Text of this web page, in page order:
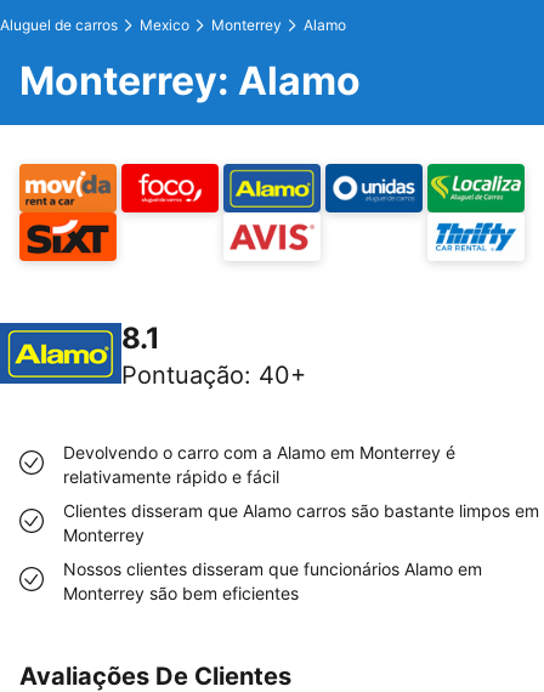
Aluguel de carros Mexico Monterrey Alamo
Monterrey: Alamo
8.1
Pontuação: 40+
Devolvendo o carro com a Alamo em Monterrey é
relativamente rápido e fácil
Clientes disseram que Alamo carros são bastante limpos em
Monterrey
Nossos clientes disseram que funcionários Alamo em
Monterrey são bem eficientes
Avaliações De Clientes